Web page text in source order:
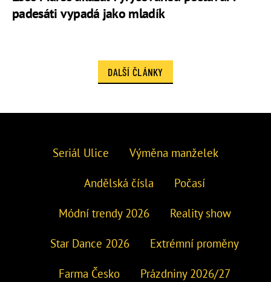
padesáti vypadá jako mladík
DALŠÍ ČLÁNKY
Seriál Ulice Výměna manželek
Andělská čísla Počasí
Módní trendy 2026 Reality show
Star Dance 2026 Extrémní proměny
Farma Česko Prázdniny 2026/27